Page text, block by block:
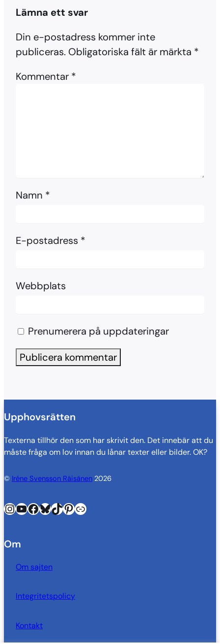
Lämna ett svar
Din e-postadress kommer inte
publiceras. Obligatoriska fält är märkta *
Kommentar *
Namn *
E-postadress *
Webbplats
Prenumerera på uppdateringar
Upphovsrätten
Texterna tillhör den som har skrivit den. Det innebär att du
måste fråga om lov innan du lånar texter eller bilder. OK?
© Iréne Svensson Räisänen 2026
InstagramYouTube Facebook Bluesky TikTok Pinterest Länk
Om
Om sajten
Integritetspolicy
Kontakt